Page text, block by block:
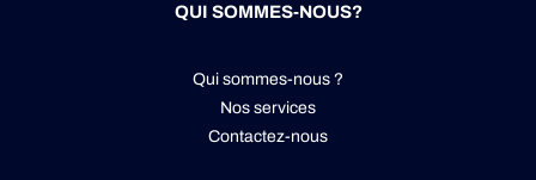
QUI SOMMES-NOUS?
Qui sommes-nous ?
Nos services
Contactez-nous